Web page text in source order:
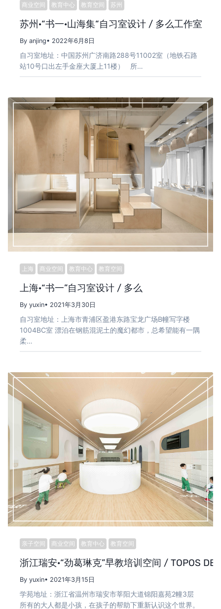
商业空间 教育中心 教育空间 苏州
苏州·“书一·山海集“自习室设计 / 多么工作室
By anjing• 2022年6月8日
自习室地址：中国苏州广济南路288号11002室（地铁石路
站10号口出左手金座大厦上11楼） 所…
上海 商业空间 教育中心 教育空间
上海·“书一”自习室设计 / 多么
By yuxin• 2021年3月30日
自习室地址：上海市青浦区盈港东路宝龙广场B幢写字楼
1004BC室 漂泊在钢筋混泥土的魔幻都市，总希望能有一隅
柔…
亲子空间 商业空间 教育中心 教育空间
浙江瑞安·“劲葛琳克”早教培训空间 / TOPOS
By yuxin• 2021年3月15日
学苑地址：浙江省温州市瑞安市莘阳大道锦阳嘉苑2幢3层
所有的大人都是小孩，在孩子的帮助下重新认识这个世界。